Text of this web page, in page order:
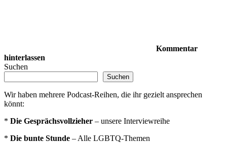
Kommentar
hinterlassen
Suchen
Suchen
Wir haben mehrere Podcast-Reihen, die ihr gezielt ansprechen
könnt:
* Die Gesprächsvollzieher – unsere Interviewreihe
* Die bunte Stunde – Alle LGBTQ-Themen